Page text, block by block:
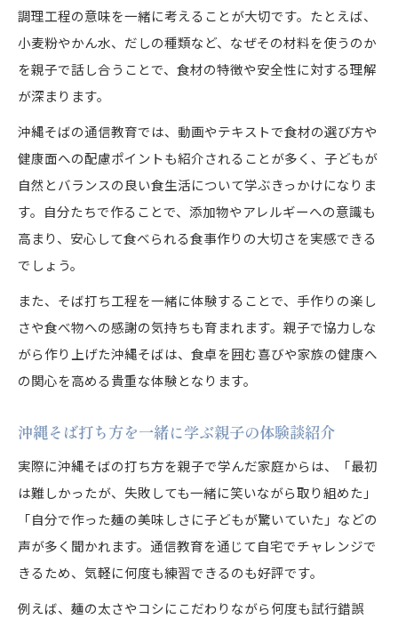
調理工程の意味を一緒に考えることが大切です。たとえば、
小麦粉やかん水、だしの種類など、なぜその材料を使うのか
を親子で話し合うことで、食材の特徴や安全性に対する理解
が深まります。
沖縄そばの通信教育では、動画やテキストで食材の選び方や
健康面への配慮ポイントも紹介されることが多く、子どもが
自然とバランスの良い食生活について学ぶきっかけになりま
す。自分たちで作ることで、添加物やアレルギーへの意識も
高まり、安心して食べられる食事作りの大切さを実感できる
でしょう。
また、そば打ち工程を一緒に体験することで、手作りの楽し
さや食べ物への感謝の気持ちも育まれます。親子で協力しな
がら作り上げた沖縄そばは、食卓を囲む喜びや家族の健康へ
の関心を高める貴重な体験となります。
沖縄そば打ち方を一緒に学ぶ親子の体験談紹介
実際に沖縄そばの打ち方を親子で学んだ家庭からは、「最初
は難しかったが、失敗しても一緒に笑いながら取り組めた」
「自分で作った麺の美味しさに子どもが驚いていた」などの
声が多く聞かれます。通信教育を通じて自宅でチャレンジで
きるため、気軽に何度も練習できるのも好評です。
例えば、麺の太さやコシにこだわりながら何度も試行錯誤